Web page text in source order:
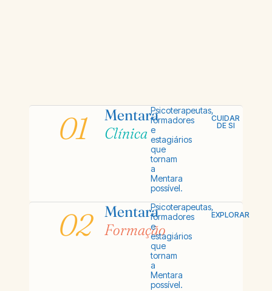
01
Mentara
Clínica
Psicoterapeutas,
formadores
e
estagiários
que
tornam
a
Mentara
possível.
CUIDAR
DE SI
02
Mentara
Formação
Psicoterapeutas,
formadores
e
estagiários
que
tornam
a
Mentara
possível.
EXPLORAR